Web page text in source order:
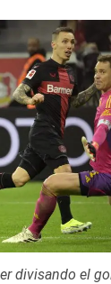
divisando el